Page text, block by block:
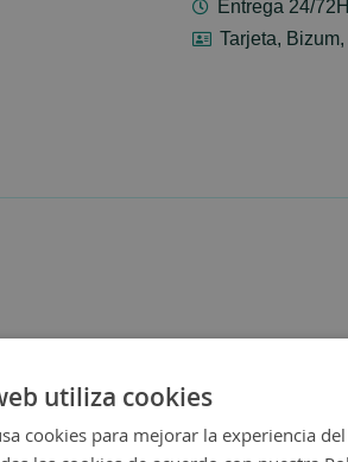
Entrega 24/
Tarjeta,
utiliza cookies
cookies para mejorar la experiencia